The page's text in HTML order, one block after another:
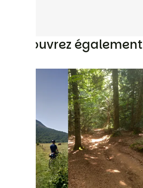
Découvrez également